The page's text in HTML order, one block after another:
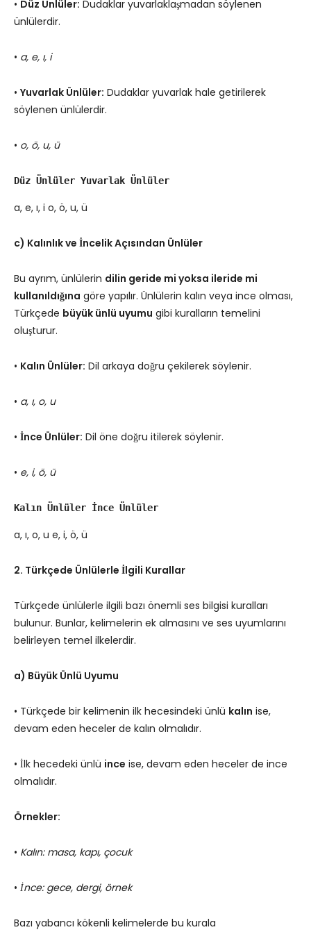
• Düz Ünlüler: Dudaklar yuvarlaklaşmadan söylenen
ünlülerdir.
• a, e, ı, i
• Yuvarlak Ünlüler: Dudaklar yuvarlak hale getirilerek
söylenen ünlülerdir.
• o, ö, u, ü
Düz Ünlüler Yuvarlak Ünlüler
a, e, ı, i o, ö, u, ü
c) Kalınlık ve İncelik Açısından Ünlüler
Bu ayrım, ünlülerin dilin geride mi yoksa ileride mi
kullanıldığına göre yapılır. Ünlülerin kalın veya ince olması,
Türkçede büyük ünlü uyumu gibi kuralların temelini
oluşturur.
• Kalın Ünlüler: Dil arkaya doğru çekilerek söylenir.
• a, ı, o, u
• İnce Ünlüler: Dil öne doğru itilerek söylenir.
• e, i, ö, ü
Kalın Ünlüler İnce Ünlüler
a, ı, o, u e, i, ö, ü
2. Türkçede Ünlülerle İlgili Kurallar
Türkçede ünlülerle ilgili bazı önemli ses bilgisi kuralları
bulunur. Bunlar, kelimelerin ek almasını ve ses uyumlarını
belirleyen temel ilkelerdir.
a) Büyük Ünlü Uyumu
• Türkçede bir kelimenin ilk hecesindeki ünlü kalın ise,
devam eden heceler de kalın olmalıdır.
• İlk hecedeki ünlü ince ise, devam eden heceler de ince
olmalıdır.
Örnekler:
• Kalın: masa, kapı, çocuk
• İnce: gece, dergi, örnek
Bazı yabancı kökenli kelimelerde bu kurala